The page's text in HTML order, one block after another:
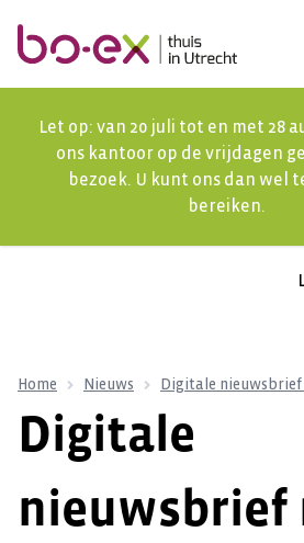
Let op: van 20 juli tot en met 28
ons kantoor op de vrijdagen
bezoek. U kunt ons dan wel
bereiken.
Home Nieuws Digitale nieuwsbrief
Digitale
nieuwsbrief